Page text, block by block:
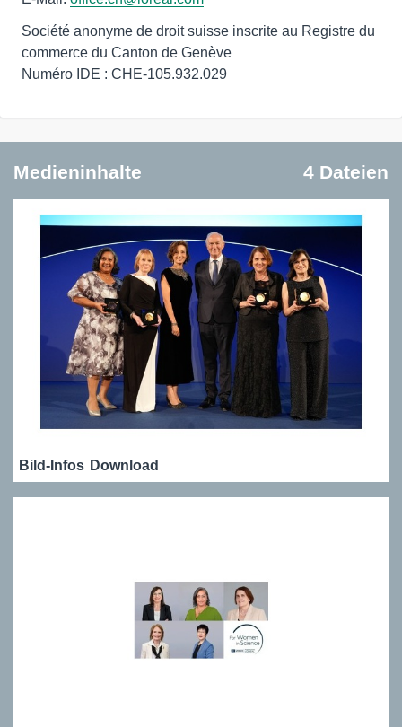
Société anonyme de droit suisse inscrite au Registre du
commerce du Canton de Genève
Numéro IDE : CHE-105.932.029
Medieninhalte 4 Dateien
Bild-Infos Download